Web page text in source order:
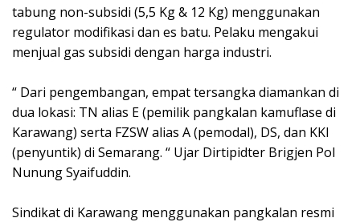
tabung non-subsidi (5,5 Kg & 12 Kg) menggunakan
regulator modifikasi dan es batu. Pelaku mengakui
menjual gas subsidi dengan harga industri.
“ Dari pengembangan, empat tersangka diamankan di
dua lokasi: TN alias E (pemilik pangkalan kamuflase di
Karawang) serta FZSW alias A (pemodal), DS, dan KKI
(penyuntik) di Semarang. “ Ujar Dirtipidter Brigjen Pol
Nunung Syaifuddin.
Sindikat di Karawang menggunakan pangkalan resmi